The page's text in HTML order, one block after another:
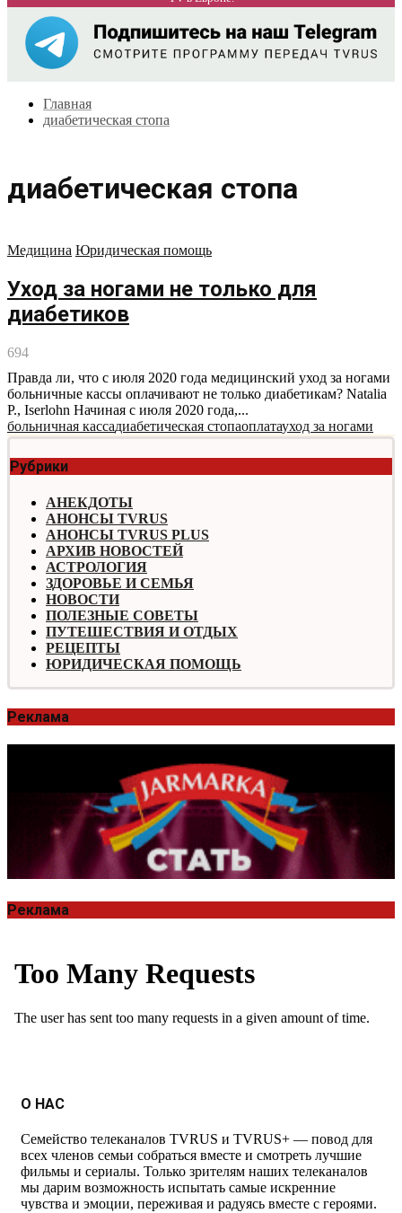
Главная
диабетическая стопа
диабетическая стопа
Медицина Юридическая помощь
Уход за ногами не только для
диабетиков
694
Правда ли, что с июля 2020 года медицинский уход за ногами
больничные кассы оплачивают не только диабетикам? Natalia
P., Iserlohn Начиная с июля 2020 года,...
больничная кассадиабетическая стопаоплатауход за ногами
Рубрики
АНЕКДОТЫ
АНОНСЫ TVRUS
АНОНСЫ TVRUS PLUS
АРХИВ НОВОСТЕЙ
АСТРОЛОГИЯ
ЗДОРОВЬЕ И СЕМЬЯ
НОВОСТИ
ПОЛЕЗНЫЕ СОВЕТЫ
ПУТЕШЕСТВИЯ И ОТДЫХ
РЕЦЕПТЫ
ЮРИДИЧЕСКАЯ ПОМОЩЬ
Реклама
Реклама
О НАС
Семейство телеканалов TVRUS и TVRUS+ — повод для
всех членов семьи собраться вместе и смотреть лучшие
фильмы и сериалы. Только зрителям наших телеканалов
мы дарим возможность испытать самые искренние
чувства и эмоции, переживая и радуясь вместе с героями.